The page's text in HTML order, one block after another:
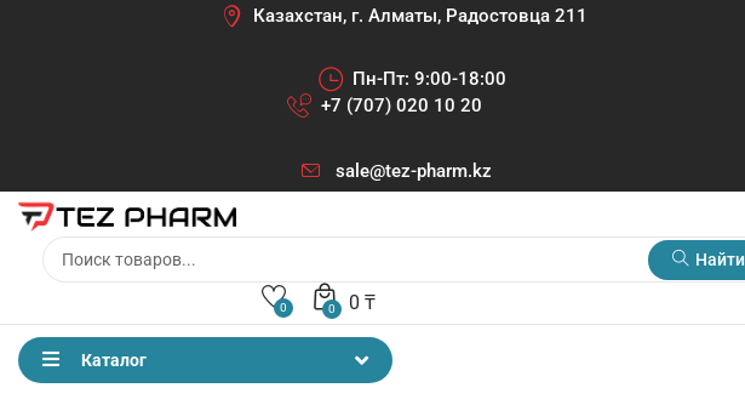
Казахстан, г. Алматы, Радостовца 211
Пн-Пт: 9:00-18:00
+7 (707) 020 10 20
sale@tez-pharm.kz
Найти
0 0 ₸
0
Каталог